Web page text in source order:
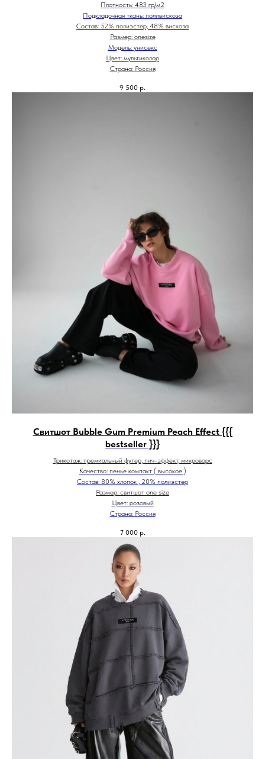
Плотность: 483 гр/м2
Подкладочная ткань: поливискоза
Состав: 52% полиэстер, 48% вискоза
Размер: onesize
Модель: унисекс
Цвет: мультиколор
Страна: Россия
9 500 р.
Свитшот Bubble Gum Premium Peach Effect {{{
bestseller }}}
Трикотаж: премиальный футер, пич-эффект, микроворс
Качество: пенье компакт ( высокое )
Состав: 80% хлопок , 20% полиэстер
Размер: свитшот one size
Цвет: розовый
Страна: Россия
7 000 р.